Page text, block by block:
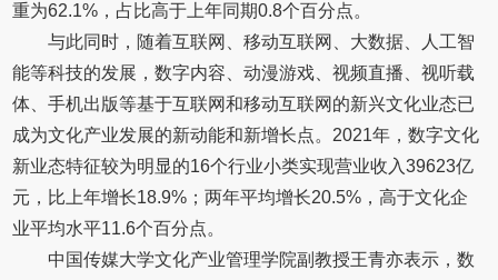
重为62.1%，占比高于上年同期0.8个百分点。
与此同时，随着互联网、移动互联网、大数据、人工智
能等科技的发展，数字内容、动漫游戏、视频直播、视听载
体、手机出版等基于互联网和移动互联网的新兴文化业态已
成为文化产业发展的新动能和新增长点。2021年，数字文化
新业态特征较为明显的16个行业小类实现营业收入39623亿
元，比上年增长18.9%；两年平均增长20.5%，高于文化企
业平均水平11.6个百分点。
中国传媒大学文化产业管理学院副教授王青亦表示，数